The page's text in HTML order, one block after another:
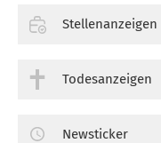
Stellenanzeigen
Todesanzeigen
Newsticker